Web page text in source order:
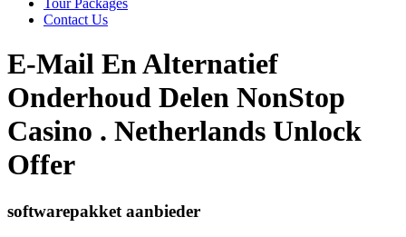
Tour Packages
Contact Us
E-Mail En Alternatief
Onderhoud Delen NonStop
Casino . Netherlands Unlock
Offer
softwarepakket aanbieder